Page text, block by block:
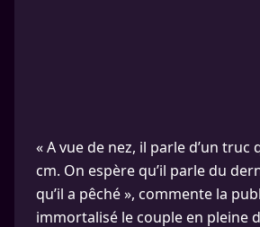
« A vue de nez, il parle d’un truc
cm. On espère qu’il parle du
qu’il a pêché », commente la
immortalisé le couple en pleine